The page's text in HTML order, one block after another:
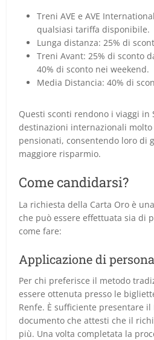
Treni AVE e AVE
qualsiasi tariffa disponibile.
Lunga distanza: 25% di
Treni Avant: 25% di sconto
40% di sconto nei weekend.
Media Distancia: 40% di
Questi sconti rendono i viaggi in
destinazioni internazionali
pensionati, consentendo loro di
maggiore risparmio.
Come candidarsi?
La richiesta della Carta Oro è
che può essere effettuata sia di
come fare:
Applicazione di persona
Per chi preferisce il metodo
essere ottenuta presso le
Renfe. È sufficiente presentare
documento che attesti che il
più. Una volta completata la